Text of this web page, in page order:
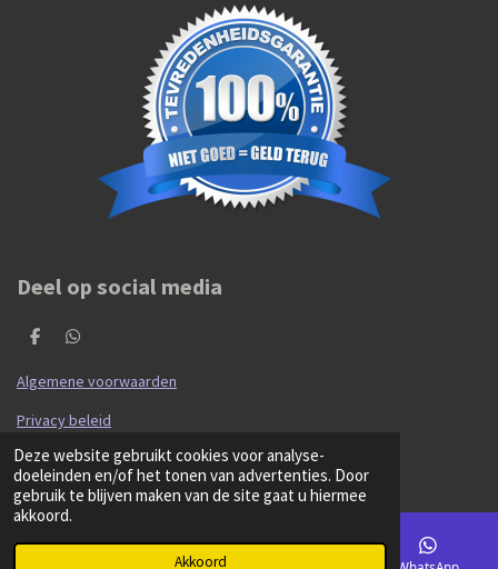
Deze website gebruikt cookies voor analyse-
doeleinden en/of het tonen van advertenties. Door
gebruik te blijven maken van de site gaat u hiermee
akkoord.
Akkoord
Deel op social media
D
l
e
D
l
e
Algemene voorwaarden
Privacy beleid
Powered by JouwWeb